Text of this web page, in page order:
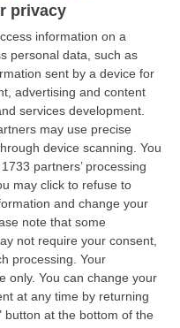
privacy
information on a
personal data, such as
sent by a device for
advertising and content
services development.
may use precise
device scanning. You
partners’ processing
may click to refuse to
and change your
note that some
not require your consent,
processing. Your
only. You can change your
at any time by returning
button at the bottom of the
su Google News